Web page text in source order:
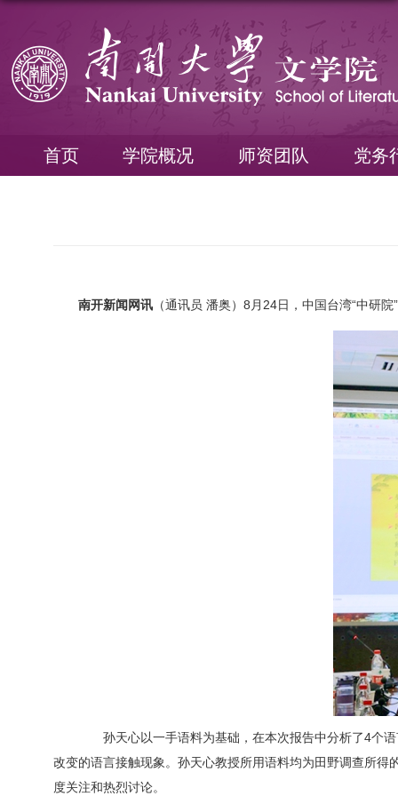
首页 学院概况 师资团队 党务
南开新闻网讯 （通讯员 潘奥）8月24日，中国台湾“中研
孙天心以一手语料为基础，在本次报告中分析了4个语
改变的语言接触现象。孙天心教授所用语料均为田野调查所
度关注和热烈讨论。